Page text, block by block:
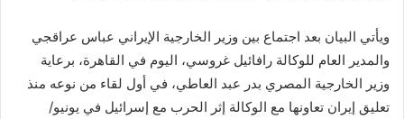
ويأتي البيان بعد اجتماع بين وزير الخارجية الإيراني عباس عراقجي
والمدير العام للوكالة رافائيل غروسي، اليوم في القاهرة، برعاية
وزير الخارجية المصري بدر عبد العاطي، في أول لقاء من نوعه منذ
تعليق إيران تعاونها مع الوكالة إثر الحرب مع إسرائيل في يونيو/